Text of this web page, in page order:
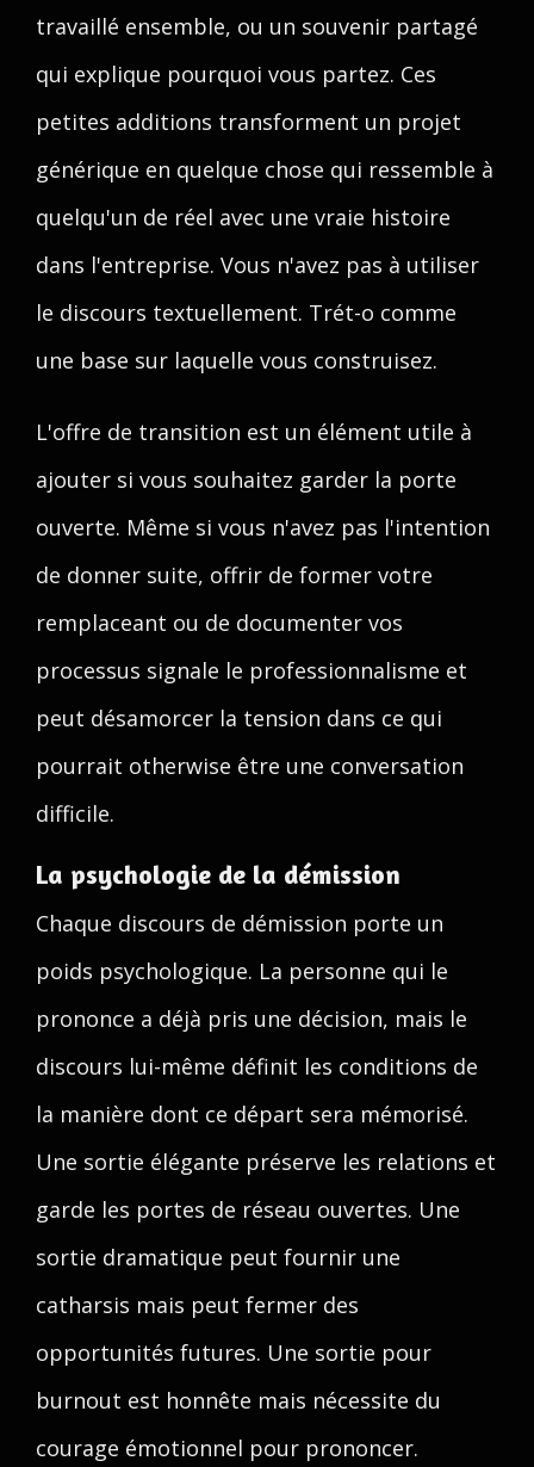
travaillé ensemble, ou un souvenir partagé
qui explique pourquoi vous partez. Ces
petites additions transforment un projet
générique en quelque chose qui ressemble à
quelqu'un de réel avec une vraie histoire
dans l'entreprise. Vous n'avez pas à utiliser
le discours textuellement. Trét-o comme
une base sur laquelle vous construisez.
L'offre de transition est un élément utile à
ajouter si vous souhaitez garder la porte
ouverte. Même si vous n'avez pas l'intention
de donner suite, offrir de former votre
remplaceant ou de documenter vos
processus signale le professionnalisme et
peut désamorcer la tension dans ce qui
pourrait otherwise être une conversation
difficile.
La psychologie de la démission
Chaque discours de démission porte un
poids psychologique. La personne qui le
prononce a déjà pris une décision, mais le
discours lui-même définit les conditions de
la manière dont ce départ sera mémorisé.
Une sortie élégante préserve les relations et
garde les portes de réseau ouvertes. Une
sortie dramatique peut fournir une
catharsis mais peut fermer des
opportunités futures. Une sortie pour
burnout est honnête mais nécessite du
courage émotionnel pour prononcer.